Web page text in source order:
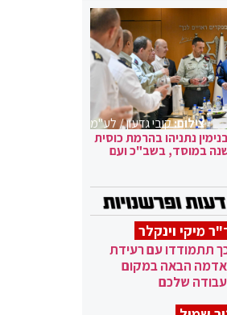
צילום:קובי גדעון / לע"מ
נתניהו בהרמת כוסית
במוסד, בשב"כ ועם
מיקי וינקלר
תתמודדו עם רעידת
הבאה במקום
שלכם